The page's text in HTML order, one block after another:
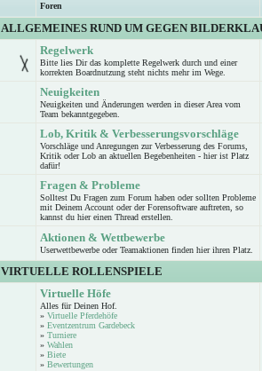
Foren
ALLGEMEINES RUND UM GEGEN
Regelwerk
Bitte lies Dir das komplette Regelwerk durch und einer
korrekten Boardnutzung steht nichts mehr im Wege.
Neuigkeiten
Neuigkeiten und Änderungen werden in dieser Area vom
Team bekanntgegeben.
Lob, Kritik & Verbesserungsvorschläge
Vorschläge und Anregungen zur Verbesserung des Forums,
Kritik oder Lob an aktuellen Begebenheiten - hier ist Platz
dafür!
Fragen & Probleme
Solltest Du Fragen zum Forum haben oder sollten Probleme
mit Deinem Account oder der Forensoftware auftreten, so
kannst du hier einen Thread erstellen.
Aktionen & Wettbewerbe
Userwettbewerbe oder Teamaktionen finden hier ihren Platz.
VIRTUELLE ROLLENSPIELE
Virtuelle Höfe
Alles für Deinen Hof.
» Virtuelle Pferdehöfe
» Eventzentrum Gardebeck
» Turniere
» Wahlen
» Biete
» Bewertungen